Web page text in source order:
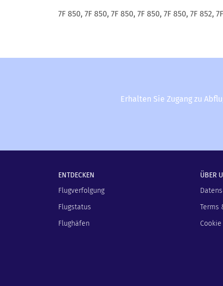
7F 850, 7F 850, 7F 850, 7F 850, 7F 850, 7F 852,
Erhalten Sie Zugang zu
ENTDECKEN
Flugverfolgung
Flugstatus
Flughäfen
ÜBER
Terms